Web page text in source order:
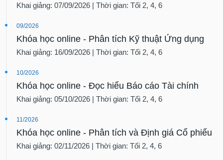
Khai giảng: 07/09/2026 | Thời gian: Tối 2, 4, 6
09/2026
Khóa học online - Phân tích Kỹ thuật Ứng dụng
Khai giảng: 16/09/2026 | Thời gian: Tối 2, 4, 6
10/2026
Khóa học online - Đọc hiểu Báo cáo Tài chính
Khai giảng: 05/10/2026 | Thời gian: Tối 2, 4, 6
11/2026
Khóa học online - Phân tích và Định giá Cổ phiếu
Khai giảng: 02/11/2026 | Thời gian: Tối 2, 4, 6